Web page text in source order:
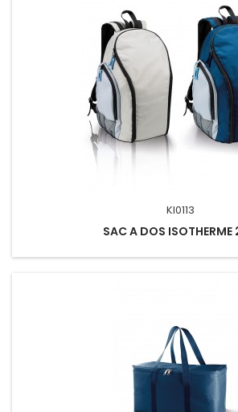
KI0113
SAC A DOS ISOTHERME